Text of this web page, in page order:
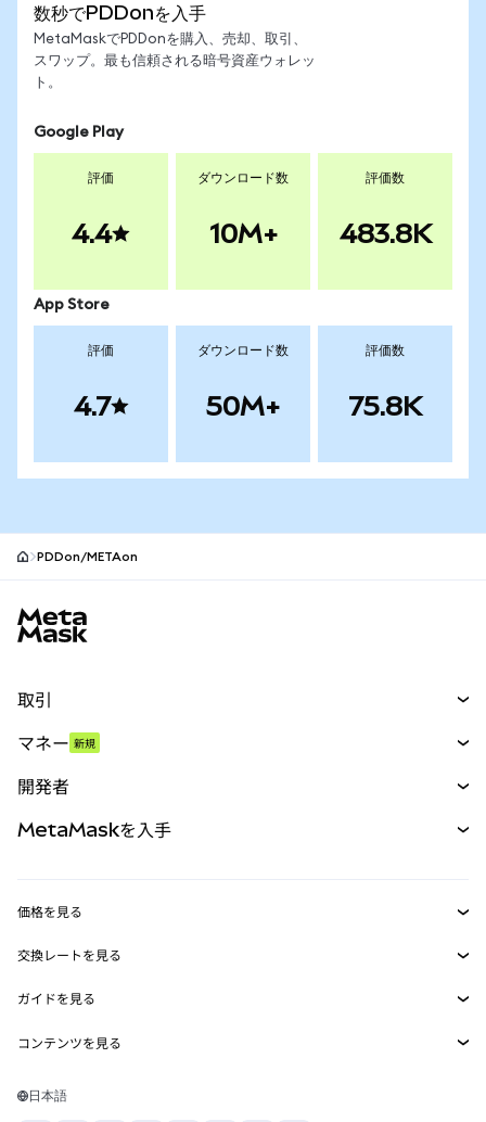
数秒でPDDonを入手
MetaMaskでPDDonを購入、売却、取引、
スワップ。最も信頼される暗号資産ウォレッ
ト。
Google Play
評価
4.4
ダウンロード数
10M+
評価数
483.8K
App Store
評価
4.7
ダウンロード数
50M+
評価数
75.8K
PDDon/METAon
取引
パーペチュアル
RWA
マネー 新規
開発者
MetaMask Connect
Snaps
Web3サービス
MetaMaskを入手
セキュリティ
サポート
キャリア
価格を見る
イーサリアムの価格
Solanaの価格
Tetherの価格
交換レートを見る
ETH→USD
USDT→INR
BTC→INR
ガイドを見る
ETHの購入
コンテンツを見る
Solanaウォレット
日本語